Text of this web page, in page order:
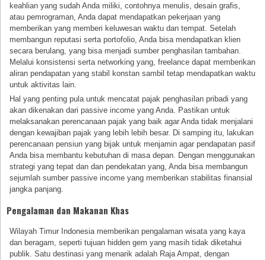
keahlian yang sudah Anda miliki, contohnya menulis, desain grafis,
atau pemrograman, Anda dapat mendapatkan pekerjaan yang
memberikan yang memberi keluwesan waktu dan tempat. Setelah
membangun reputasi serta portofolio, Anda bisa mendapatkan klien
secara berulang, yang bisa menjadi sumber penghasilan tambahan.
Melalui konsistensi serta networking yang, freelance dapat memberikan
aliran pendapatan yang stabil konstan sambil tetap mendapatkan waktu
untuk aktivitas lain.
Hal yang penting pula untuk mencatat pajak penghasilan pribadi yang
akan dikenakan dari passive income yang Anda. Pastikan untuk
melaksanakan perencanaan pajak yang baik agar Anda tidak menjalani
dengan kewajiban pajak yang lebih lebih besar. Di samping itu, lakukan
perencanaan pensiun yang bijak untuk menjamin agar pendapatan pasif
Anda bisa membantu kebutuhan di masa depan. Dengan menggunakan
strategi yang tepat dan dan pendekatan yang, Anda bisa membangun
sejumlah sumber passive income yang memberikan stabilitas finansial
jangka panjang.
Pengalaman dan Makanan Khas
Wilayah Timur Indonesia memberikan pengalaman wisata yang kaya
dan beragam, seperti tujuan hidden gem yang masih tidak diketahui
publik. Satu destinasi yang menarik adalah Raja Ampat, dengan